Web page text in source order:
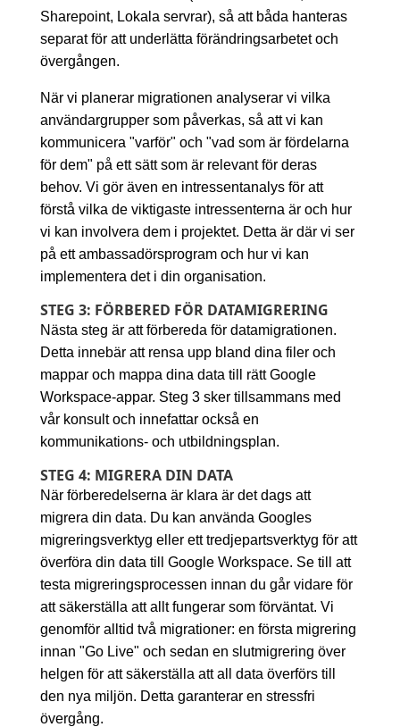
Sharepoint, Lokala servrar), så att båda hanteras
separat för att underlätta förändringsarbetet och
övergången.
När vi planerar migrationen analyserar vi vilka
användargrupper som påverkas, så att vi kan
kommunicera "varför" och "vad som är fördelarna
för dem" på ett sätt som är relevant för deras
behov. Vi gör även en intressentanalys för att
förstå vilka de viktigaste intressenterna är och hur
vi kan involvera dem i projektet. Detta är där vi ser
på ett ambassadörsprogram och hur vi kan
implementera det i din organisation.
STEG 3: FÖRBERED FÖR DATAMIGRERING
Nästa steg är att förbereda för datamigrationen.
Detta innebär att rensa upp bland dina filer och
mappar och mappa dina data till rätt Google
Workspace-appar. Steg 3 sker tillsammans med
vår konsult och innefattar också en
kommunikations- och utbildningsplan.
STEG 4: MIGRERA DIN DATA
När förberedelserna är klara är det dags att
migrera din data. Du kan använda Googles
migreringsverktyg eller ett tredjepartsverktyg för att
överföra din data till Google Workspace. Se till att
testa migreringsprocessen innan du går vidare för
att säkerställa att allt fungerar som förväntat. Vi
genomför alltid två migrationer: en första migrering
innan "Go Live" och sedan en slutmigrering över
helgen för att säkerställa att all data överförs till
den nya miljön. Detta garanterar en stressfri
övergång.